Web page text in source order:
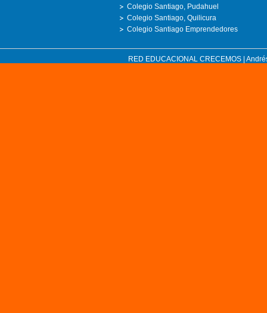
Colegio Santiago, Pudahuel
Colegio Santiago, Quilicura
Colegio Santiago Emprendedores
RED EDUCACIONAL CRECEMOS |